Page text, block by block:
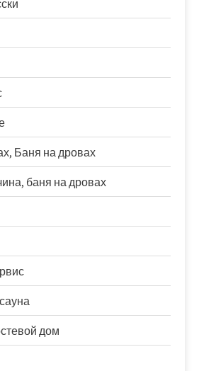
Баня на дровах
баня на дровах
дом